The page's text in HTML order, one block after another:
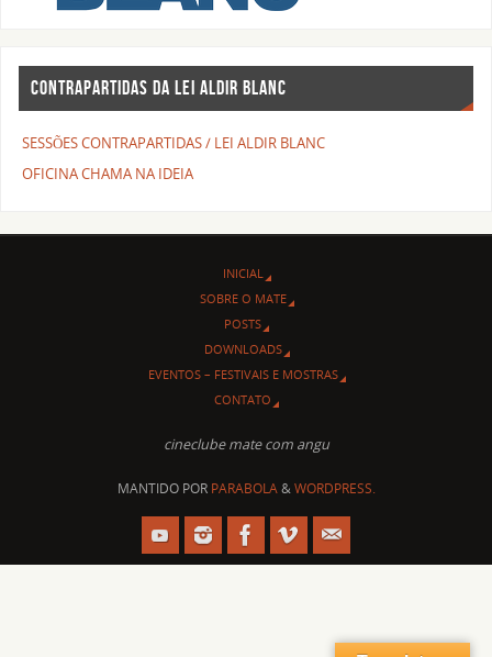
CONTRAPARTIDAS DA LEI ALDIR BLANC
SESSÕES CONTRAPARTIDAS / LEI ALDIR BLANC
OFICINA CHAMA NA IDEIA
INICIAL
SOBRE O MATE
POSTS
DOWNLOADS
EVENTOS – FESTIVAIS E MOSTRAS
CONTATO
cineclube mate com angu
MANTIDO POR PARABOLA&WORDPRESS.